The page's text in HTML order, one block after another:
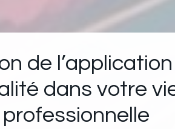
de
dans votre